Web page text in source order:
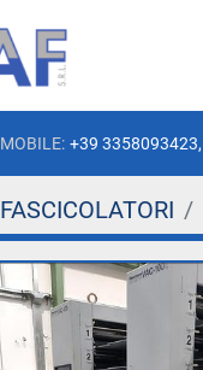
MOBILE: +39 3358093423,
FASCICOLATORI